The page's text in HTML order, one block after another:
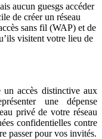
aucun guesgs accéder
de créer un réseau
sans fil (WAP) et de
visitent votre lieu de
un accès distinctive aux
une dépense
privé de votre réseau
confidentielles contre
passer pour vos invités.